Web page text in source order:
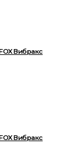
Вибракс
Вибракс